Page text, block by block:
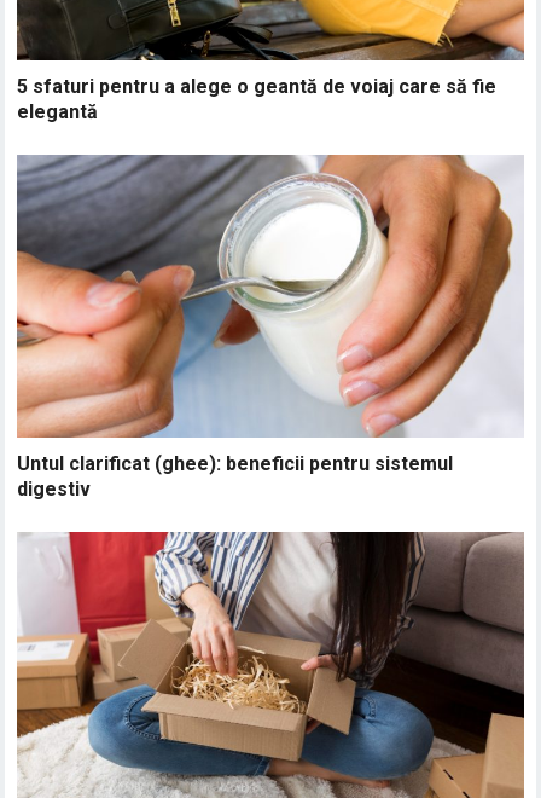
5 sfaturi pentru a alege o geantă de voiaj care să fie
elegantă
Untul clarificat (ghee): beneficii pentru sistemul
digestiv